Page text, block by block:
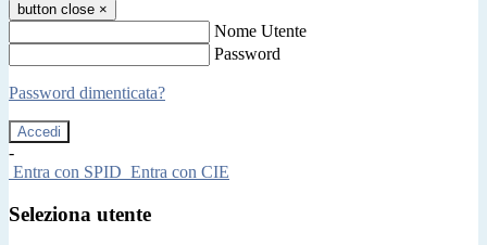
button close ×
Nome Utente
Password
Password dimenticata?
-
Entra con SPID Entra con CIE
Seleziona utente